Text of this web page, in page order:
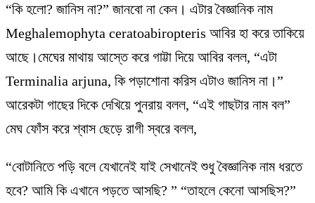
“কি হলো? জানিস না?” জানবো না কেন। এটার বৈজ্ঞানিক নাম
Meghalemophyta ceratoabiropteris আবির হা করে তাকিয়ে
আছে।মেঘের মাথায় আস্তে করে গাট্টা দিয়ে আবির বলল, “এটা
Terminalia arjuna, কি পড়াশোনা করিস এটাও জানিস না।”
আরেকটা গাছের দিকে দেখিয়ে পুনরায় বলল, “এই গাছটার নাম বল”
মেঘ ফোঁস করে শ্বাস ছেড়ে রাগী স্বরে বলল,
“বোটানিতে পড়ি বলে যেখানেই যাই সেখানেই শুধু বৈজ্ঞানিক নাম ধরতে
হবে? আমি কি এখানে পড়তে আসছি? ” “তাহলে কেনো আসছিস?”